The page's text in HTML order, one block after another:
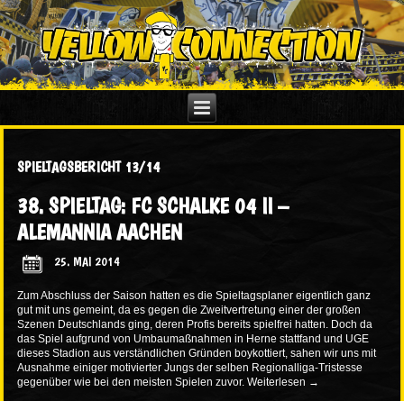
SPIELTAGSBERICHT 13/14
38. SPIELTAG: FC SCHALKE 04 II –
ALEMANNIA AACHEN
25. MAI 2014
Zum Abschluss der Saison hatten es die Spieltagsplaner eigentlich ganz
gut mit uns gemeint, da es gegen die Zweitvertretung einer der großen
Szenen Deutschlands ging, deren Profis bereits spielfrei hatten. Doch da
das Spiel aufgrund von Umbaumaßnahmen in Herne stattfand und UGE
dieses Stadion aus verständlichen Gründen boykottiert, sahen wir uns mit
Ausnahme einiger motivierter Jungs der selben Regionalliga-Tristesse
gegenüber wie bei den meisten Spielen zuvor.Weiterlesen →